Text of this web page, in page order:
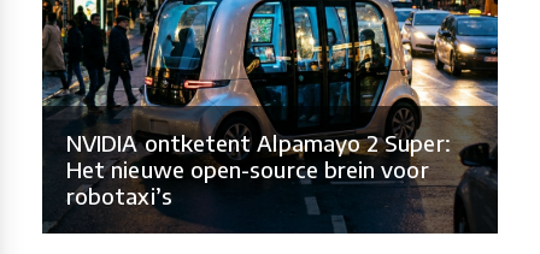
NVIDIA ontketent Alpamayo 2 Super:
Het nieuwe open-source brein voor
robotaxi’s